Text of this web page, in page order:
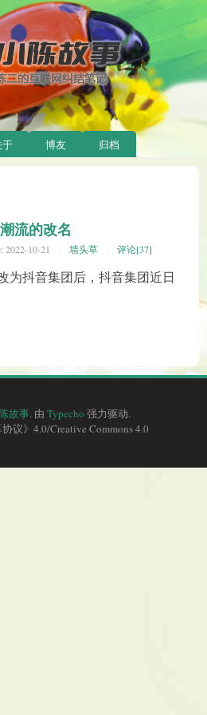
于 博友 归档
流的改名
2022-10-21 墙头草 评论[37]
抖音集团后，抖音集团近日
故事. 由 Typecho 强力驱动.
议》4.0/Creative Commons 4.0